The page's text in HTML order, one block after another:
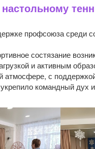
профсоюза среди
состязание
и активным
с
командный дух